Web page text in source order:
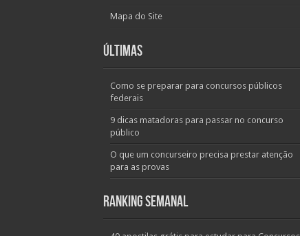
Mapa do Site
Últimas
Como se preparar para concursos públicos
federais
9 dicas matadoras para passar no concurso
público
O que um concurseiro precisa prestar atenção
para as provas
Ranking Semanal